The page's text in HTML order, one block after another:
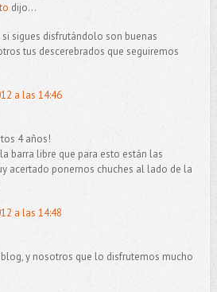
dijo...
si sigues disfrutándolo son buenas
tus descerebrados que seguiremos
a las 14:46
4 años!
barra libre que para esto están las
acertado ponernos chuches al lado de la
a las 14:48
y nosotros que lo disfrutemos mucho